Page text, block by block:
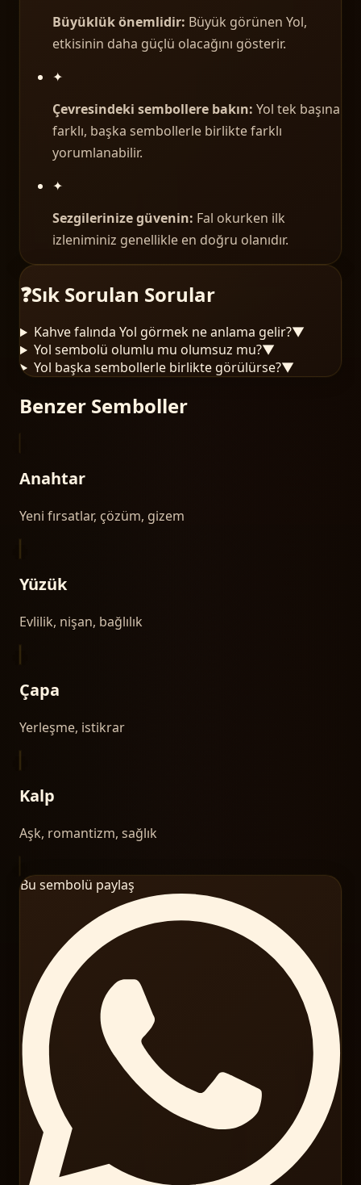
Büyüklük önemlidir: Büyük görünen Yol,
etkisinin daha güçlü olacağını gösterir.
✦
Çevresindeki sembollere bakın: Yol tek başına
farklı, başka sembollerle birlikte farklı
yorumlanabilir.
✦
Sezgilerinize güvenin: Fal okurken ilk
izleniminiz genellikle en doğru olanıdır.
❓Sık Sorulan Sorular
Kahve falında Yol görmek ne anlama gelir?▼
Yol sembolü olumlu mu olumsuz mu?▼
Yol başka sembollerle birlikte görülürse?▼
Benzer Semboller
Anahtar
Yeni fırsatlar, çözüm, gizem
Yüzük
Evlilik, nişan, bağlılık
Çapa
Yerleşme, istikrar
Kalp
Aşk, romantizm, sağlık
Bu sembolü paylaş